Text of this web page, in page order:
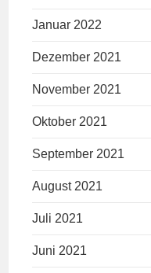
Januar 2022
Dezember 2021
November 2021
Oktober 2021
September 2021
August 2021
Juli 2021
Juni 2021